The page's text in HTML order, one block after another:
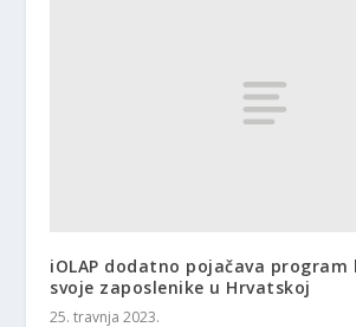
iOLAP dodatno pojačava
svoje zaposlenike u Hrvatskoj
25. travnja 2023.